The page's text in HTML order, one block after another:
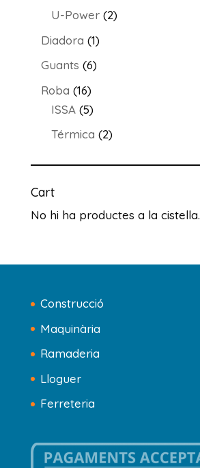
productes
U-Power 22
Diadora 11
producte
Guants 66
Roba 1616
productes
ISSA 55
productes
Térmica 22
Cart
No hi ha productes a la cistella.
Construcció
Maquinària
Ramaderia
Lloguer
Ferreteria